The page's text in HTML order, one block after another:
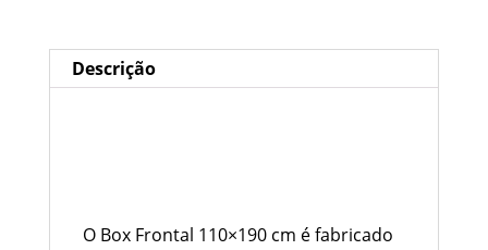
com
Acabamento
Descrição
O Box Frontal 110×190 cm é fabricado